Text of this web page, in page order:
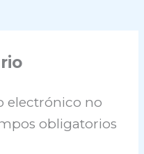
electrónico no
obligatorios